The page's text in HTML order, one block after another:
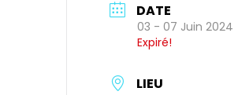
DATE
03 - 07 Juin 2024
Expiré!
LIEU